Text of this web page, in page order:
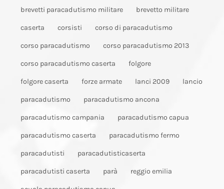
brevetti paracadutismo militare brevetto militare
caserta corsisti corso di paracadutismo
corso paracadutismo corso paracadutismo 2013
corso paracadutismo caserta folgore
folgore caserta forze armate lanci 2009 lancio
paracadutismo paracadutismo ancona
paracadutismo campania paracadutismo capua
paracadutismo caserta paracadutismo fermo
paracadutisti paracadutisticaserta
paracadutisti caserta parà reggio emilia